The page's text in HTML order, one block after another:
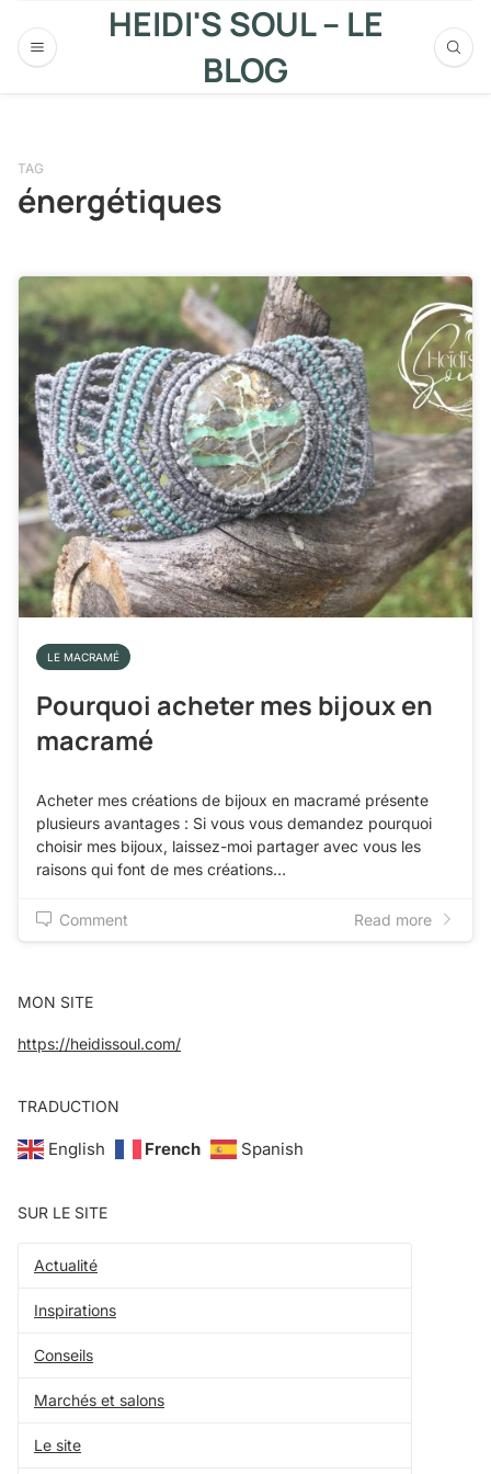
HEIDI'S SOUL – LE
BLOG
TAG
énergétiques
LE MACRAMÉ
Pourquoi acheter mes bijoux en
macramé
Acheter mes créations de bijoux en macramé présente
plusieurs avantages : Si vous vous demandez pourquoi
choisir mes bijoux, laissez-moi partager avec vous les
raisons qui font de mes créations…
Comment Read more
MON SITE
https://heidissoul.com/
TRADUCTION
English French Spanish
SUR LE SITE
Actualité
Inspirations
Conseils
Marchés et salons
Le site